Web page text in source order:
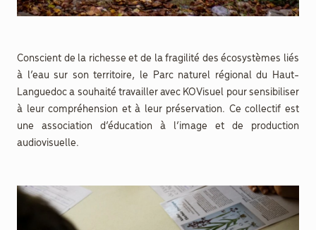
Conscient de la richesse et de la fragilité des écosystèmes liés
à l’eau sur son territoire, le Parc naturel régional du Haut-
Languedoc a souhaité travailler avec KOVisuel pour sensibiliser
à leur compréhension et à leur préservation. Ce collectif est
une association d’éducation à l’image et de production
audiovisuelle.